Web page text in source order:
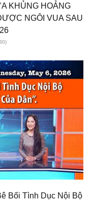
KHỦNG HOẢNG
NGÔI VUA SAU
Bối Tình Dục Nội Bộ